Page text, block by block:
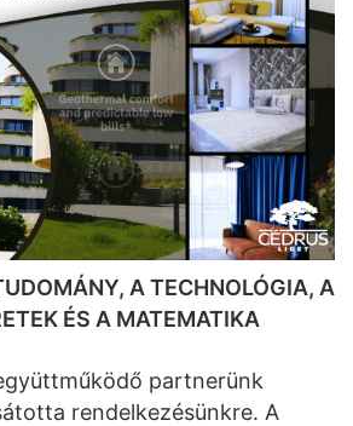
A TECHNOLÓGIA, A
ÉS A MATEMATIKA
partnerünk
rendelkezésünkre. A